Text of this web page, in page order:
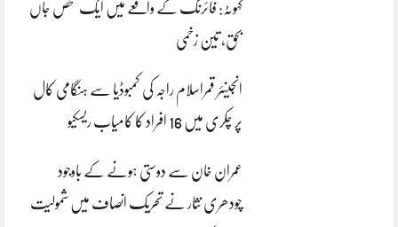
کہوٹہ: فائرنگ کے واقعے میں ایک شخص جاں
بحق، تین زخمی
انجینئر قمراسلام راجہ کی کمبوڈیا سے ہنگامی کال
پر چکری میں 16 افراد کا کامیاب ریسکیو
عمران خان سے دوستی ہونے کے باوجود
چودھری نثار نے تحریک انصاف میں شمولیت